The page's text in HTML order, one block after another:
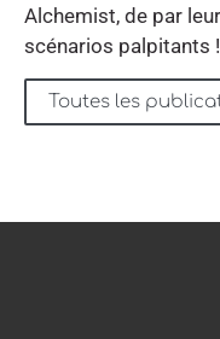
Alchemist, de par
scénarios palpitants !
Toutes les